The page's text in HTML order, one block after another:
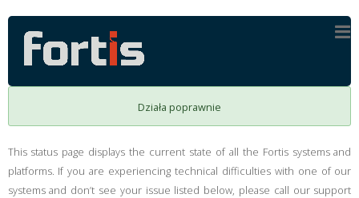
Działa poprawnie
This status page displays the current state of all the Fortis systems and
platforms. If you are experiencing technical difficulties with one of our
systems and don’t see your issue listed below, please call our support